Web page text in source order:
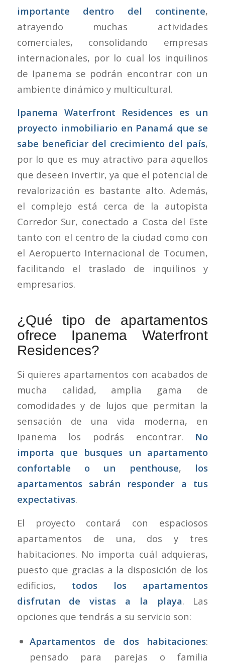
importante dentro del continente,
atrayendo muchas actividades
comerciales, consolidando empresas
internacionales, por lo cual los inquilinos
de Ipanema se podrán encontrar con un
ambiente dinámico y multicultural.
Ipanema Waterfront Residences es un
proyecto inmobiliario en Panamá que se
sabe beneficiar del crecimiento del país,
por lo que es muy atractivo para aquellos
que deseen invertir, ya que el potencial de
revalorización es bastante alto. Además,
el complejo está cerca de la autopista
Corredor Sur, conectado a Costa del Este
tanto con el centro de la ciudad como con
el Aeropuerto Internacional de Tocumen,
facilitando el traslado de inquilinos y
empresarios.
¿Qué tipo de apartamentos
ofrece Ipanema Waterfront
Residences?
Si quieres apartamentos con acabados de
mucha calidad, amplia gama de
comodidades y de lujos que permitan la
sensación de una vida moderna, en
Ipanema los podrás encontrar. No
importa que busques un apartamento
confortable o un penthouse, los
apartamentos sabrán responder a tus
expectativas.
El proyecto contará con espaciosos
apartamentos de una, dos y tres
habitaciones. No importa cuál adquieras,
puesto que gracias a la disposición de los
edificios, todos los apartamentos
disfrutan de vistas a la playa. Las
opciones que tendrás a su servicio son:
Apartamentos de dos habitaciones:
pensado para parejas o familia